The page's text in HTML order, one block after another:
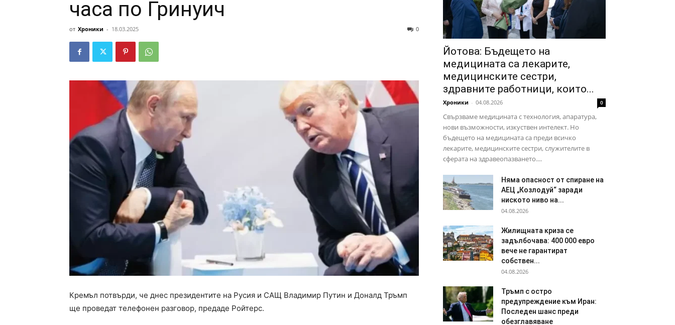
часа по Гринуич
от Хроники - 18.03.2025 0
Кремъл потвърди, че днес президентите на Русия и САЩ Владимир Путин и Доналд Тръмп
ще проведат телефонен разговор, предаде Ройтерс.
Йотова: Бъдещето на
медицината са лекарите,
медицинските сестри,
здравните работници, които...
Хроники - 04.08.2026 0
Свързваме медицината с технология, апаратура,
нови възможности, изкуствен интелект. Но
бъдещето на медицината са преди всичко
лекарите, медицинските сестри, служителите в
сферата на здравеопазването....
Няма опасност от спиране на
АЕЦ „Козлодуй“ заради
ниското ниво на...
04.08.2026
Жилищната криза се
задълбочава: 400 000 евро
вече не гарантират
собствен...
04.08.2026
Тръмп с остро
предупреждение към Иран:
Последен шанс преди
обезглавяване